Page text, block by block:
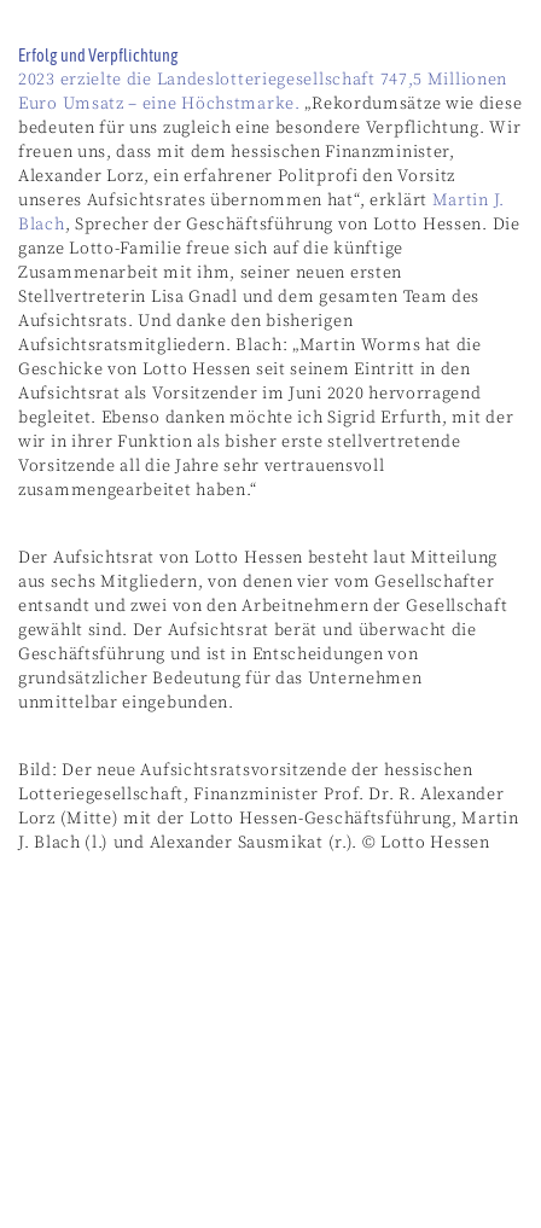
Erfolg und Verpflichtung
2023 erzielte die Landeslotteriegesellschaft 747,5 Millionen
Euro Umsatz – eine Höchstmarke. „Rekordumsätze wie diese
bedeuten für uns zugleich eine besondere Verpflichtung. Wir
freuen uns, dass mit dem hessischen Finanzminister,
Alexander Lorz, ein erfahrener Politprofi den Vorsitz
unseres Aufsichtsrates übernommen hat“, erklärt Martin J.
Blach, Sprecher der Geschäftsführung von Lotto Hessen. Die
ganze Lotto-Familie freue sich auf die künftige
Zusammenarbeit mit ihm, seiner neuen ersten
Stellvertreterin Lisa Gnadl und dem gesamten Team des
Aufsichtsrats. Und danke den bisherigen
Aufsichtsratsmitgliedern. Blach: „Martin Worms hat die
Geschicke von Lotto Hessen seit seinem Eintritt in den
Aufsichtsrat als Vorsitzender im Juni 2020 hervorragend
begleitet. Ebenso danken möchte ich Sigrid Erfurth, mit der
wir in ihrer Funktion als bisher erste stellvertretende
Vorsitzende all die Jahre sehr vertrauensvoll
zusammengearbeitet haben.“
Der Aufsichtsrat von Lotto Hessen besteht laut Mitteilung
aus sechs Mitgliedern, von denen vier vom Gesellschafter
entsandt und zwei von den Arbeitnehmern der Gesellschaft
gewählt sind. Der Aufsichtsrat berät und überwacht die
Geschäftsführung und ist in Entscheidungen von
grundsätzlicher Bedeutung für das Unternehmen
unmittelbar eingebunden.
Bild: Der neue Aufsichtsratsvorsitzende der hessischen
Lotteriegesellschaft, Finanzminister Prof. Dr. R. Alexander
Lorz (Mitte) mit der Lotto Hessen-Geschäftsführung, Martin
J. Blach (l.) und Alexander Sausmikat (r.). © Lotto Hessen